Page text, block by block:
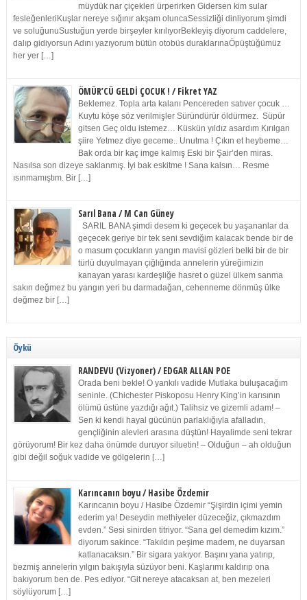
müydük nar çiçekleri ürperirken Gidersen kim sular
fesleğenleriKuşlar nereye sığınır akşam oluncaSessizliği dinliyorum şimdi
ve soluğunuSustuğun yerde birşeyler kırılıyorBekleyiş diyorum caddelere,
dalıp gidiyorsun Adını yazıyorum bütün otobüs duraklarınaÖpüştüğümüz
her yer […]
ÖMÜR’CÜ GELDİ ÇOCUK ! / Fikret YAZ
Beklemez. Topla arta kalanı Pencereden satıver çocuk …
Kuytu köşe söz verilmişler Süründürür öldürmez. Süpür
gitsen Geç oldu istemez… Küskün yıldız asardım Kırılgan
şiire Yetmez diye geceme.. Unutma ! Çıkın et heybeme…
Bak orda bir kaç imge kalmış Eski bir Şair’den miras.
Nasılsa son dizeye saklanmış. İyi bak eskitme ! Sana kalsın… Resme
ısınmamıştım. Bir […]
Sarıl Bana / M Can Güney
SARIL BANA şimdi desem ki geçecek bu yaşananlar da
geçecek geriye bir tek seni sevdiğim kalacak bende bir de
o masum çocukların yangın mavisi gözleri belki bir de bir
türlü duyulmayan çığlığında annelerin yüreğimizin
kanayan yarası kardeşliğe hasret o güzel ülkem sanma
sakın değmez bu yangın yeri bu darmadağan, cehenneme dönmüş ülke
değmez bir […]
Öykü
RANDEVU (Vizyoner) / EDGAR ALLAN POE
Orada beni bekle! O yankılı vadide Mutlaka buluşacağım
seninle. (Chichester Piskoposu Henry King’in karısının
ölümü üstüne yazdığı ağıt.) Talihsiz ve gizemli adam! –
Sen ki kendi hayal gücünün parlaklığıyla afalladın,
gençliğinin alevleri arasına düştün! Hayalimde seni tekrar
görüyorum! Bir kez daha önümde duruyor siluetin! – Olduğun – ah olduğun
gibi değil soğuk vadide ve gölgelerin […]
Karıncanın boyu / Hasibe Özdemir
Karıncanın boyu / Hasibe Özdemir “Şişirdin içimi yemin
ederim ya! Deseydin methiyeler düzeceğiz, çıkmazdım
evden.” Sesi sinirden titriyor. “Sana gel demedim kızım.”
diyorum sakince. “Takıldın peşime madem, ne duyarsan
katlanacaksın.” Bir sigara yakıyor. Başını yana yatırıp,
bezmiş annelerin yılgın bakışıyla süzüyor beni. Kaşlarımı kaldırıp ona
bakıyorum ben de. Pes ediyor. “Git nereye atacaksan at, ben mezeleri
söylüyorum […]